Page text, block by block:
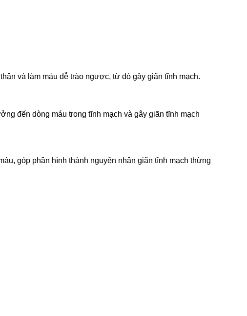
và làm máu dễ trào ngược, từ đó gây giãn tĩnh mạch.
đến dòng máu trong tĩnh mạch và gây giãn tĩnh mạch
góp phần hình thành nguyên nhân giãn tĩnh mạch thừng